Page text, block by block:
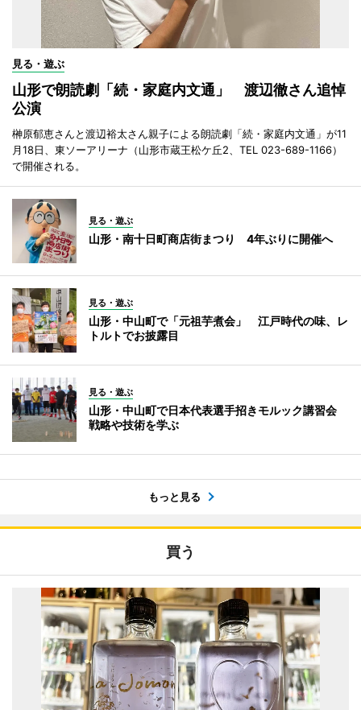
見る・遊ぶ
山形で朗読劇「続・家庭内文通」 渡辺徹さん追悼
公演
榊原郁恵さんと渡辺裕太さん親子による朗読劇「続・家庭内文通」が11
月18日、東ソーアリーナ（山形市蔵王松ケ丘2、TEL 023-689-1166）
で開催される。
見る・遊ぶ
山形・南十日町商店街まつり 4年ぶりに開催へ
見る・遊ぶ
山形・中山町で「元祖芋煮会」 江戸時代の味、レ
トルトでお披露目
見る・遊ぶ
山形・中山町で日本代表選手招きモルック講習会
戦略や技術を学ぶ
もっと見る
買う